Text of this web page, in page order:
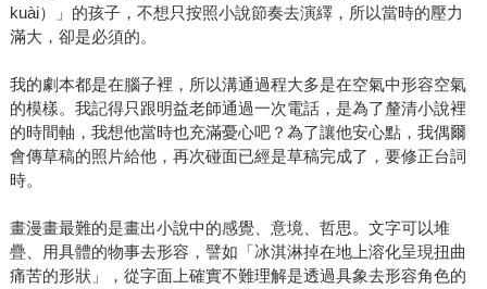
kuài）」的孩子，不想只按照小說節奏去演繹，所以當時的壓力
滿大，卻是必須的。
我的劇本都是在腦子裡，所以溝通過程大多是在空氣中形容空氣
的模樣。我記得只跟明益老師通過一次電話，是為了釐清小說裡
的時間軸，我想他當時也充滿憂心吧？為了讓他安心點，我偶爾
會傳草稿的照片給他，再次碰面已經是草稿完成了，要修正台詞
時。
畫漫畫最難的是畫出小說中的感覺、意境、哲思。文字可以堆
疊、用具體的物事去形容，譬如「冰淇淋掉在地上溶化呈現扭曲
痛苦的形狀」，從字面上確實不難理解是透過具象去形容角色的